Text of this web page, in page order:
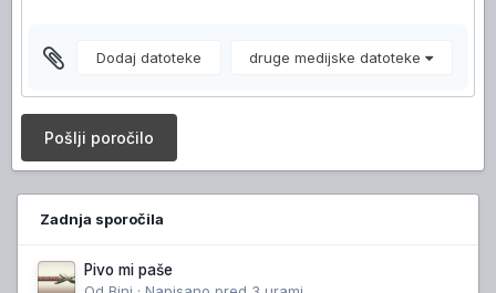
Dodaj datoteke druge medijske datoteke
Pošlji poročilo
Zadnja sporočila
Pivo mi paše